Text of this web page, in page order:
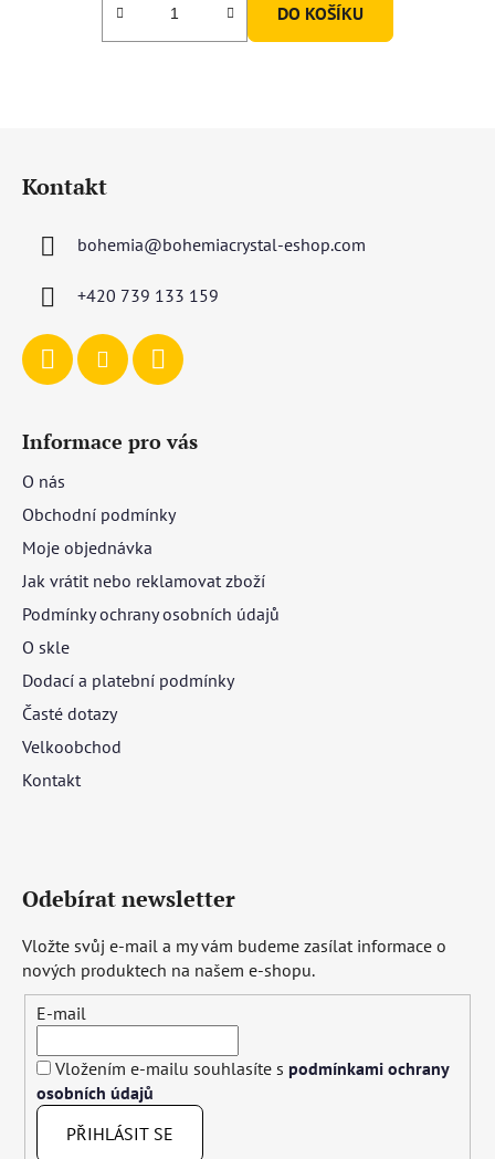
DO KOŠÍKU
Kontakt
bohemia@bohemiacrystal-eshop.com
+420 739 133 159
Informace pro vás
O nás
Obchodní podmínky
Moje objednávka
Jak vrátit nebo reklamovat zboží
Podmínky ochrany osobních údajů
O skle
Dodací a platební podmínky
Časté dotazy
Velkoobchod
Kontakt
Odebírat newsletter
Vložte svůj e-mail a my vám budeme zasílat informace o
nových produktech na našem e-shopu.
E-mail
Vložením e-mailu souhlasíte s podmínkami ochrany
osobních údajů
PŘIHLÁSIT SE